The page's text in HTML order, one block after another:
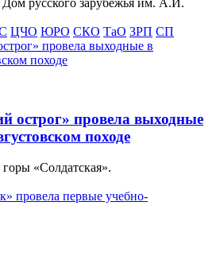
ЦЧО ЮРО СКО ТаО ЗРП СП
острог» провела выходные
походе
«Солдатская».